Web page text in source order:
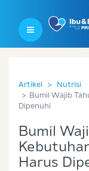
Artikel
Nutrisi
Bumil Wajib
Dipenuhi
Bumil
Harus